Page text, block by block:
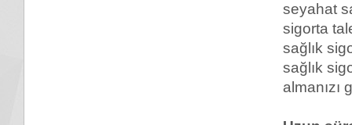
seyahat
sigorta
sağlık
sağlık
almanızı